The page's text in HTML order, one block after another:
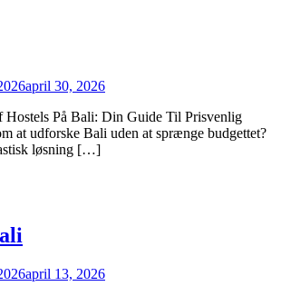
april 30, 2026
Hostels På Bali: Din Guide Til Prisvenlig
at udforske Bali uden at sprænge budgettet?
løsning […]
april 13, 2026